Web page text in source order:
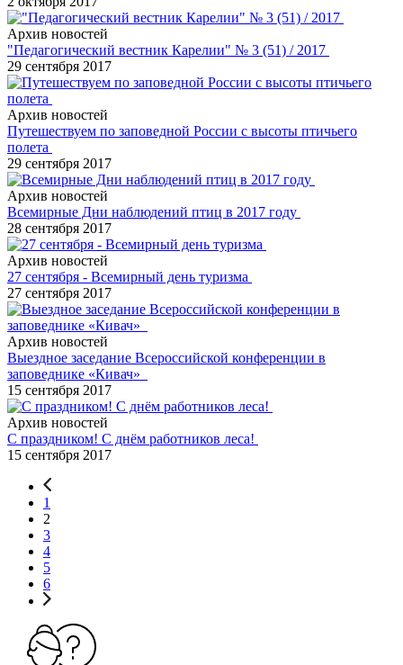
Архив новостей
"Педагогический вестник Карелии" № 3 (51) / 2017
29 сентября 2017
Архив новостей
Путешествуем по заповедной России с высоты птичьего
полета
29 сентября 2017
Архив новостей
Всемирные Дни наблюдений птиц в 2017 году
28 сентября 2017
Архив новостей
27 сентября - Всемирный день туризма
27 сентября 2017
Архив новостей
Выездное заседание Всероссийской конференции в
заповеднике «Кивач»
15 сентября 2017
Архив новостей
С праздником! С днём работников леса!
15 сентября 2017
1
2
3
4
5
6